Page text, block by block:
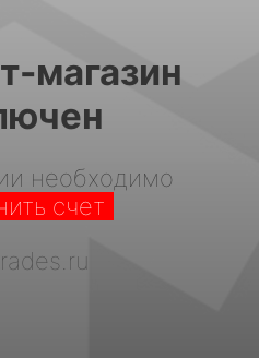
магазин
необходимо
счет